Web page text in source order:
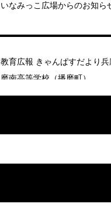
いなみっこ広場からのお知ら
教育広報 きゃんぱすだより
磨南高等学校（播磨町）